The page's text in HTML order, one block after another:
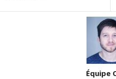
Équipe